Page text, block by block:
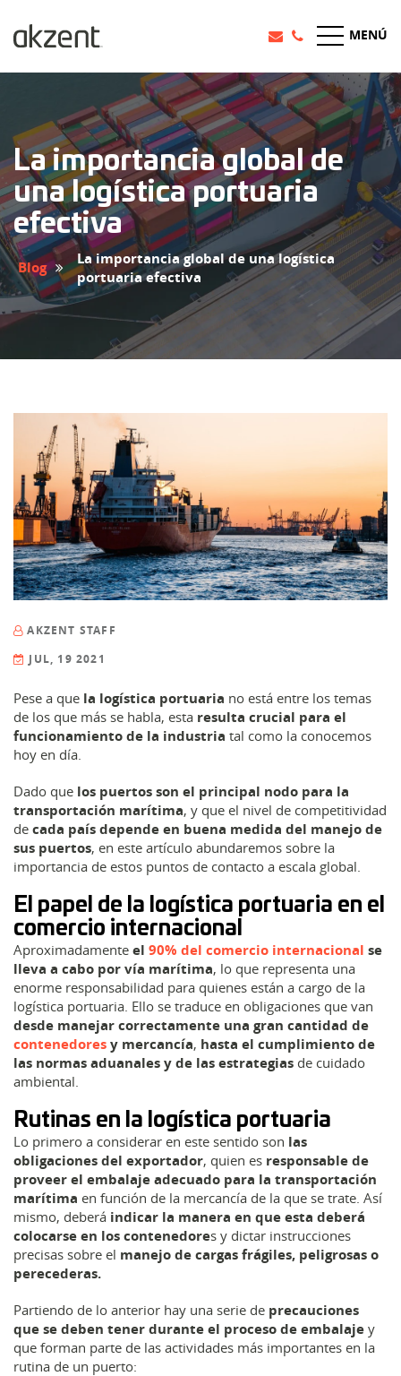
MENÚ
La importancia global de
una logística portuaria
efectiva
Blog
La importancia global de una logística
portuaria efectiva
AKZENT STAFF
JUL, 19 2021
Pese a que la logística portuaria no está entre los temas
de los que más se habla, esta resulta crucial para el
funcionamiento de la industria tal como la conocemos
hoy en día.
Dado que los puertos son el principal nodo para la
transportación marítima, y que el nivel de competitividad
de cada país depende en buena medida del manejo de
sus puertos, en este artículo abundaremos sobre la
importancia de estos puntos de contacto a escala global.
El papel de la logística portuaria en el
comercio internacional
Aproximadamente el 90% del comercio internacional se
lleva a cabo por vía marítima, lo que representa una
enorme responsabilidad para quienes están a cargo de la
logística portuaria. Ello se traduce en obligaciones que van
desde manejar correctamente una gran cantidad de
contenedoresy mercancía, hasta el cumplimiento de
las normas aduanales y de las estrategias de cuidado
ambiental.
Rutinas en la logística portuaria
Lo primero a considerar en este sentido son las
obligaciones del exportador, quien es responsable de
proveer el embalaje adecuado para la transportación
marítima en función de la mercancía de la que se trate. Así
mismo, deberá indicar la manera en que esta deberá
colocarse en los contenedores y dictar instrucciones
precisas sobre el manejo de cargas frágiles, peligrosas o
perecederas.
Partiendo de lo anterior hay una serie de precauciones
que se deben tener durante el proceso de embalaje y
que forman parte de las actividades más importantes en la
rutina de un puerto: